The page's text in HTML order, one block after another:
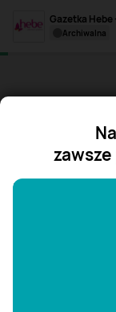
Gazetka Hebe
archiwalna
"/>